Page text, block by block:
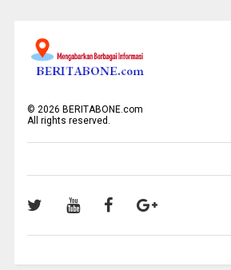
© 2026 BERITABONE.com
All rights reserved.